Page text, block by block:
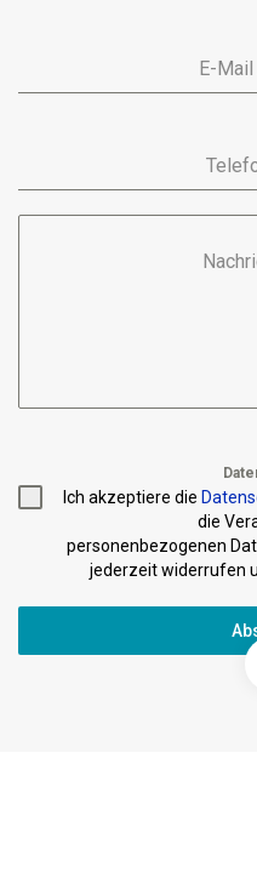
E-
Ich akzeptiere die
die
personenbezogenen
jederzeit widerrufen